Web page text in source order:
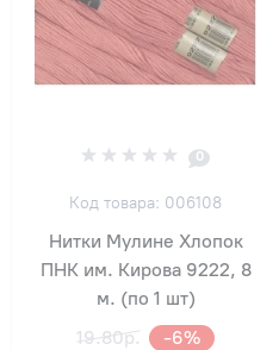
0
Код товара: 006108
Нитки Мулине Хлопок
ПНК им. Кирова 9222, 8
м. (по 1 шт)
19.80р.
-6%